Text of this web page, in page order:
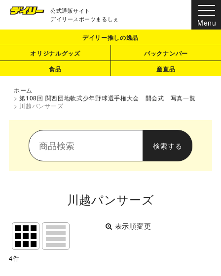
公式通販サイト
デイリースポーツまるしぇ
デイリー推しの逸品
オリジナルグッズ
バックナンバー
食品
産直品
ホーム
> 第108回 関西団地軟式少年野球選手権大会 開会式 写真一覧
> 川越パンサーズ
川越パンサーズ
表示順変更
表示数
4件